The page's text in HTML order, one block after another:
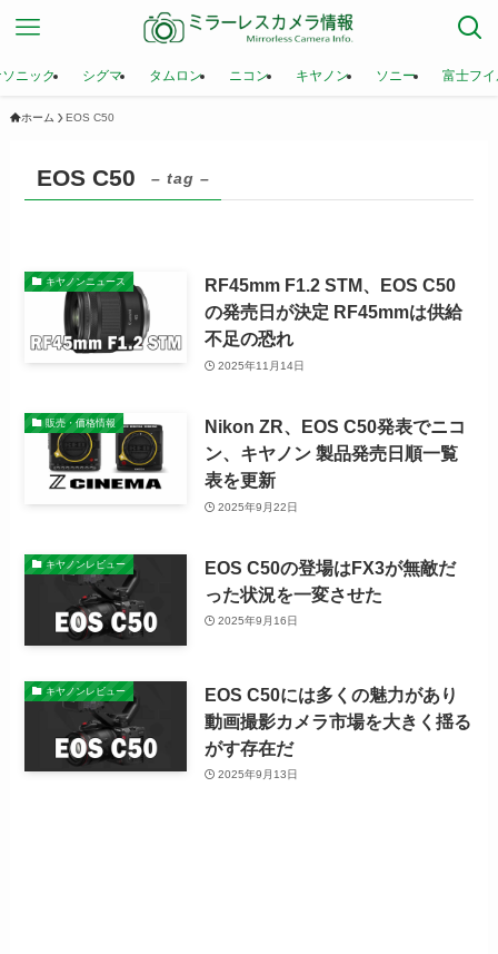
ニック シグマ タムロン ニコン キヤノン ソニー 富士フ
ホーム EOS C50
EOS C50 – tag –
キヤノンニュース
RF45mm F1.2 STM、EOS C50
の発売日が決定 RF45mmは供給
不足の恐れ
2025年11月14日
販売・価格情報
Nikon ZR、EOS C50発表でニコ
ン、キヤノン 製品発売日順一覧
表を更新
2025年9月22日
キヤノンレビュー
EOS C50の登場はFX3が無敵だ
った状況を一変させた
2025年9月16日
キヤノンレビュー
EOS C50には多くの魅力があり
動画撮影カメラ市場を大きく揺る
がす存在だ
2025年9月13日